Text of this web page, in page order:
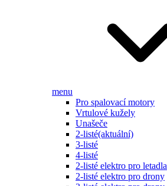
menu
Pro spalovací motory
Vrtulové kužely
Unašeče
2-listé(aktuální)
3-listé
4-listé
2-listé elektro pro letadla
2-listé elektro pro drony